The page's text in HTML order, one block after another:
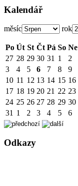
Kalendář
měsíc rok
Po Út St Čt Pá So Ne
27 28 29 30 31 1
2
3
4 5 6 7 8
9
10 11 12 13 14 15 16
17 18 19 20 21 22 23
24 25 26 27 28 29 30
31 1 2 3 4 5 6
Odkazy